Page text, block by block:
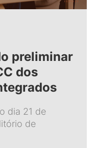
preliminar
dos
dia 21 de
de